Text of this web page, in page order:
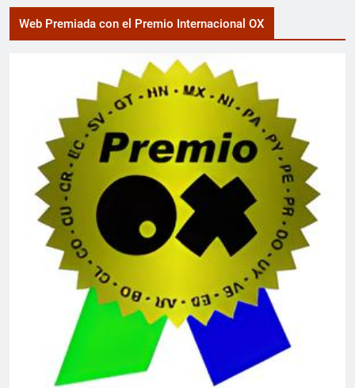
Web Premiada con el Premio Internacional OX